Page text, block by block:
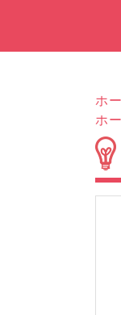
ホ
ホ